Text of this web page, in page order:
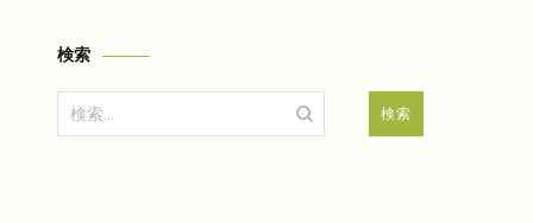
検索
検
索: